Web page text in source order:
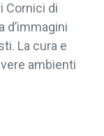
Cornici di
d’immagini
La cura e
ambienti